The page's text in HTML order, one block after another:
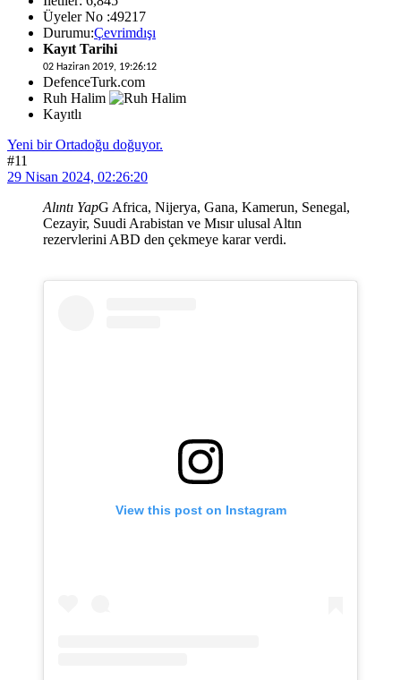
Üyeler No :49217
Durumu:Çevrimdışı
Kayıt Tarihi
02 Haziran 2019, 19:26:12
DefenceTurk.com
Ruh Halim
Kayıtlı
Yeni bir Ortadoğu doğuyor.
#11
29 Nisan 2024, 02:26:20
Alıntı YapG Africa, Nijerya, Gana, Kamerun, Senegal,
Cezayir, Suudi Arabistan ve Mısır ulusal Altın
rezervlerini ABD den çekmeye karar verdi.
View this post on Instagram